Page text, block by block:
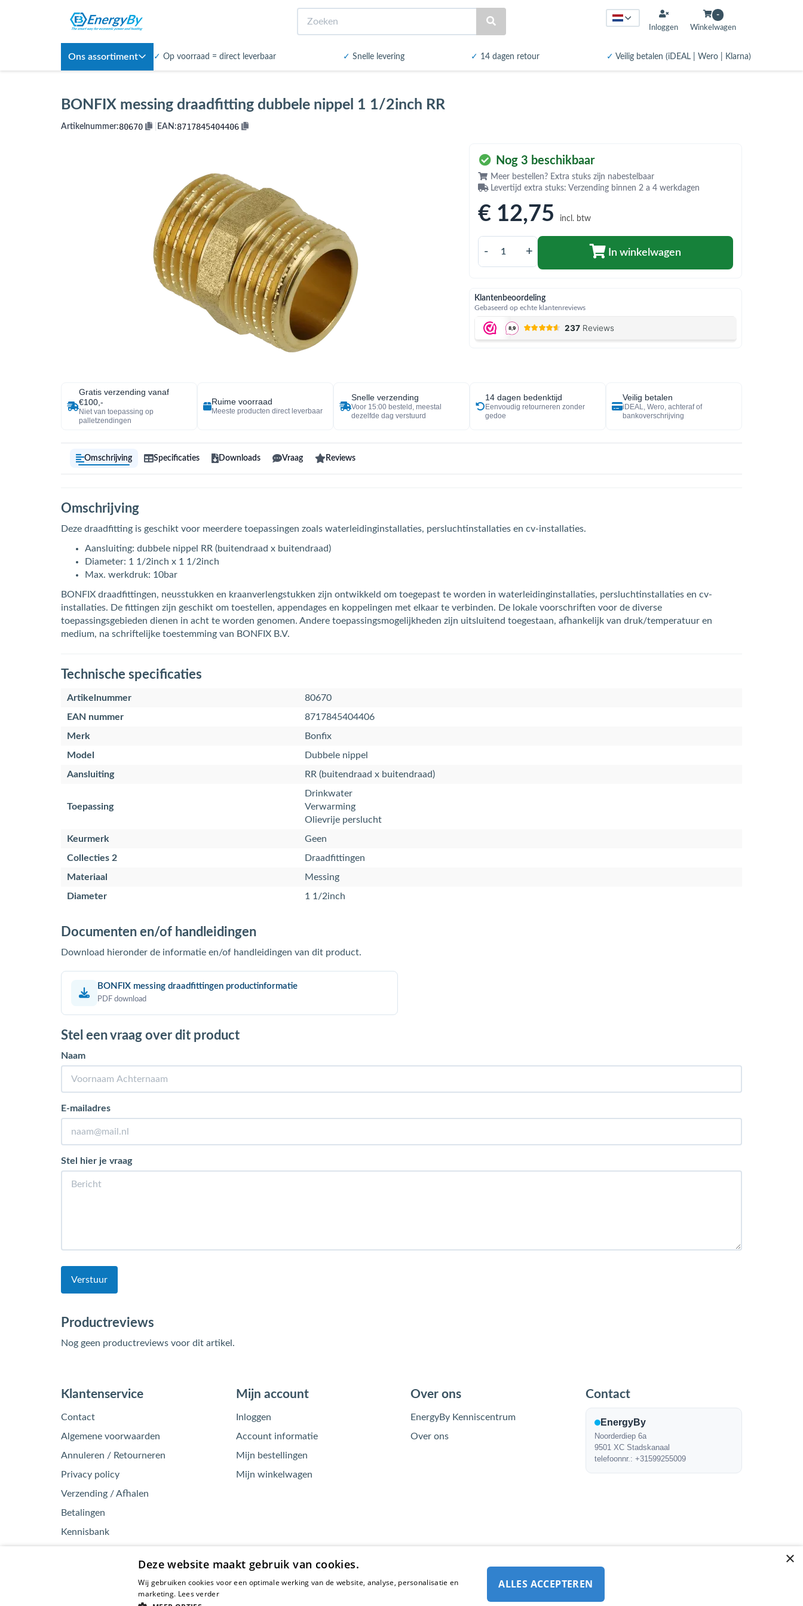
Inloggen
-
Winkelwagen
Ons assortiment ✓ Op voorraad = direct leverbaar ✓ Snelle levering ✓ 14 dagen retour ✓ Veilig betalen (iDEAL | Wero | Klarna)
BONFIX messing draadfitting dubbele nippel 1 1/2inch RR
Artikelnummer:80670 EAN:8717845404406
Nog 3 beschikbaar
Meer bestellen? Extra stuks zijn nabestelbaar
Levertijd extra stuks: Verzending binnen 2 a 4 werkdagen
€ 12,75 incl. btw
- + In winkelwagen
Klantenbeoordeling
Gebaseerd op echte klantenreviews
Gratis verzending vanaf
€100,-
Niet van toepassing op
palletzendingen
Ruime voorraad
Meeste producten direct leverbaar
Snelle verzending
Voor 15:00 besteld, meestal
dezelfde dag verstuurd
14 dagen bedenktijd
Eenvoudig retourneren zonder
gedoe
Veilig betalen
iDEAL, Wero, achteraf of
bankoverschrijving
Omschrijving Specificaties Downloads Vraag Reviews
Omschrijving
Deze draadfitting is geschikt voor meerdere toepassingen zoals waterleidinginstallaties, persluchtinstallaties en cv-installaties.
Aansluiting: dubbele nippel RR (buitendraad x buitendraad)
Diameter: 1 1/2inch x 1 1/2inch
Max. werkdruk: 10bar
BONFIX draadfittingen, neusstukken en kraanverlengstukken zijn ontwikkeld om toegepast te worden in waterleidinginstallaties, persluchtinstallaties en cv-
installaties. De fittingen zijn geschikt om toestellen, appendages en koppelingen met elkaar te verbinden. De lokale voorschriften voor de diverse
toepassingsgebieden dienen in acht te worden genomen. Andere toepassingsmogelijkheden zijn uitsluitend toegestaan, afhankelijk van druk/temperatuur en
medium, na schriftelijke toestemming van BONFIX B.V.
Technische specificaties
Artikelnummer
80670
EAN nummer
8717845404406
Merk
Bonfix
Model
Dubbele nippel
Aansluiting
RR (buitendraad x buitendraad)
Toepassing
Drinkwater
Verwarming
Olievrije perslucht
Keurmerk
Geen
Collecties 2
Draadfittingen
Materiaal
Messing
Diameter
1 1/2inch
Documenten en/of handleidingen
Download hieronder de informatie en/of handleidingen van dit product.
BONFIX messing draadfittingen productinformatie
PDF download
Stel een vraag over dit product
Naam
E-mailadres
Stel hier je vraag
Verstuur
Productreviews
Nog geen productreviews voor dit artikel.
Klantenservice
Contact
Algemene voorwaarden
Annuleren / Retourneren
Privacy policy
Verzending / Afhalen
Betalingen
Kennisbank
Mijn account
Inloggen
Account informatie
Mijn bestellingen
Mijn winkelwagen
Over ons
EnergyBy Kenniscentrum
Over ons
Contact
EnergyBy
Noorderdiep 6a
9501 XC Stadskanaal
telefoonnr.: +31599255009
© 2026 - EnergyBy
×
Deze website maakt gebruik van cookies.
Wij gebruiken cookies voor een optimale werking van de website, analyse, personalisatie en
marketing. Lees verder
ALLES ACCEPTEREN